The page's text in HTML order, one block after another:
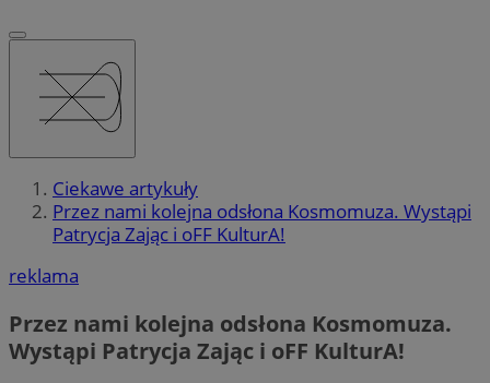
Ciekawe artykuły
Przez nami kolejna odsłona Kosmomuza. Wystąpi
Patrycja Zając i oFF KulturA!
reklama
Przez nami kolejna odsłona Kosmomuza.
Wystąpi Patrycja Zając i oFF KulturA!